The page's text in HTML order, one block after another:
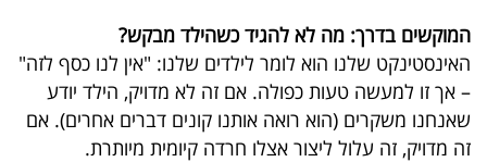
מייל
אדום
המוקשים בדרך: מה לא להגיד כשהילד מבקש?
האינסטינקט שלנו הוא לומר לילדים שלנו: "אין לנו כסף לזה"
– אך זו למעשה טעות כפולה. אם זה לא מדויק, הילד יודע
שאנחנו משקרים (הוא רואה אותנו קונים דברים אחרים). אם
זה מדויק, זה עלול ליצור אצלו חרדה קיומית מיותרת.